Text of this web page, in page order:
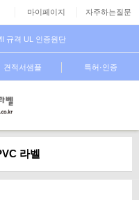
마이페이지 자주하는질문
규격 UL 인증원단
견적서샘플 특허·인증
라벨